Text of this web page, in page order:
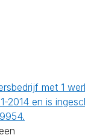
met 1
2014 en is